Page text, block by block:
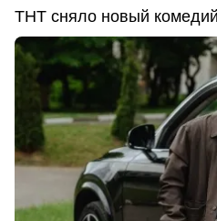
ТНТ сняло новый